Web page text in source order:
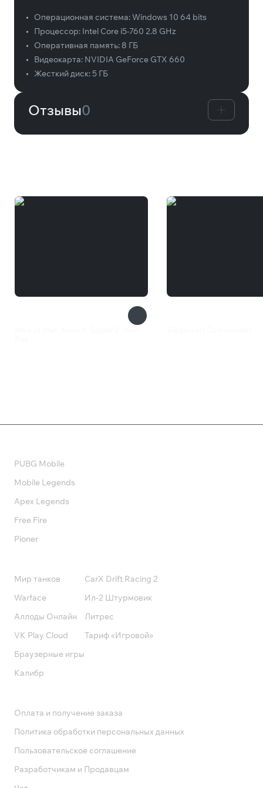
• Операционная система:Windows 10 64 bits
•
Процессор: Intel Core i5-760 2.8 GHz
•
Оперативная память: 8 ГБ
•
Видеокарта: NVIDIA GeForce GTX 660
•
Жесткий диск: 5 ГБ
Отзывы0
PUBG Mobile
Mobile Legends
Apex Legends
Free Fire
Pioner
Мир танков
Warface
Аллоды Онлайн
VK Play Cloud
Браузерные игры
Калибр
CarX Drift Racing 2
Ил-2 Штурмовик
Литрес
Тариф «Игровой»
Оплата и получение заказа
Политика обработки персональных данных
Пользовательское соглашение
Разработчикам и Продавцам